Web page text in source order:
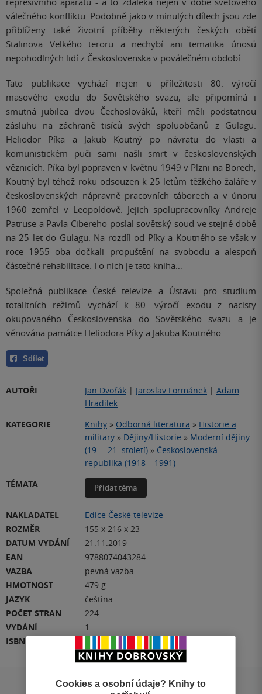
válečného konfliktu. Podobně jako v minulých dílech jsou zde
přiblíženy také životní příběhy některých českých obětí
Stalinova Velkého teroru a nechybí ani tematika únosů
nepohodlných lidí z Československa v poválečném období.
Tato publikace vychází nejen u příležitosti 80. výročí
masového exodu do Sovětského svazu, ale připomíná i
smutná jubilea dvou Čechoslováků, kteří měli podstatnou
zásluhu na záchraně tisíců svých spoluobčanů z Gulagu.
Heliodor Píka a Jakub Koutný po návratu do vlasti a
komunistickém puči sami našli smrt v československých
věznicích. Píka byl popraven v květnu 1949 v Plzni na Borech,
Koutný byl téhož roku odsouzen k 25 letům těžkého žaláře v
československých nápravně pracovních táborech a v únoru
1960 zemřel v Leopoldově. Jejich spolupracovníky Andreje
Patruse a Pavla Cibereho poslal sovětský soud ve stejné době
na 25 let do Gulagu. Na rozdíl od Píky a Koutného se však v
roce 1955 oba dočkali propuštění na svobodu a alespoň
částečné rehabilitace. I o nich je tato kniha…
Společná publikace České televize a Ústavu pro studium
totalitních režimů vychází k 80. výročí exodu z nacisty
okupovaného Československa do Sovětského svazu a je
věnována památce Heliodora Píky a Jakuba Koutného.
Sdílet
AUTOŘI Jan Dvořák | Jaroslav Formánek | Adam
Hradilek
KATEGORIE
Knihy » Odborná literatura » Historie a
military » Dějiny/Historie » Moderní dějiny
(19. – 21. století) » Československá
republika (1918 – 1991)
TÉMATA
Přidat téma
NAKLADATEL
Edice České televize
ROZMĚR
155 x 216 x 23
DATUM VYDÁNÍ
21.11.2019
EAN
9788074043284
VAZBA
pevná vazba
HMOTNOST
479 g
JAZYK
čeština
POČET STRAN
224
VYDÁNÍ
1
ISBN
Cookies a osobní údaje? Knihy to